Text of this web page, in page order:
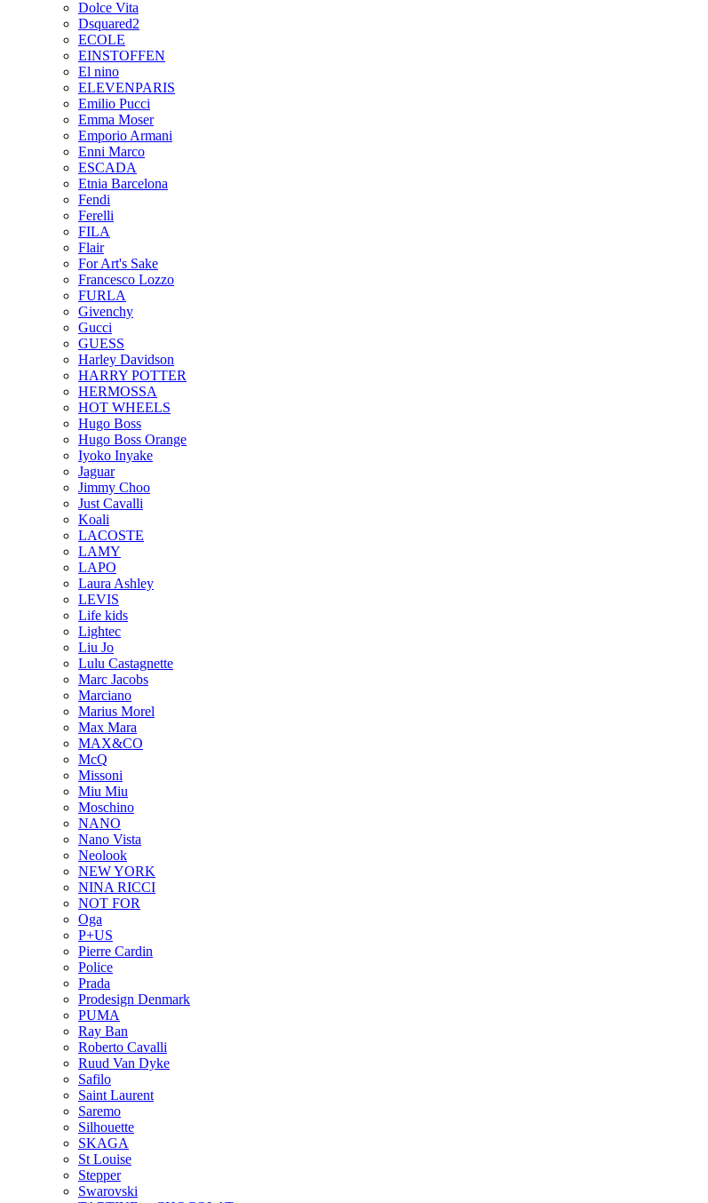
Dolce Vita
Dsquared2
ECOLE
EINSTOFFEN
El nino
ELEVENPARIS
Emilio Pucci
Emma Moser
Emporio Armani
Enni Marco
ESCADA
Etnia Barcelona
Fendi
Ferelli
FILA
Flair
For Art's Sake
Francesco Lozzo
FURLA
Givenchy
Gucci
GUESS
Harley Davidson
HARRY POTTER
HERMOSSA
HOT WHEELS
Hugo Boss
Hugo Boss Orange
Iyoko Inyake
Jaguar
Jimmy Choo
Just Cavalli
Koali
LACOSTE
LAMY
LAPO
Laura Ashley
LEVIS
Life kids
Lightec
Liu Jo
Lulu Castagnette
Marc Jacobs
Marciano
Marius Morel
Max Mara
MAX&CO
McQ
Missoni
Miu Miu
Moschino
NANO
Nano Vista
Neolook
NEW YORK
NINA RICCI
NOT FOR
Oga
P+US
Pierre Cardin
Police
Prada
Prodesign Denmark
PUMA
Ray Ban
Roberto Cavalli
Ruud Van Dyke
Safilo
Saint Laurent
Saremo
Silhouette
SKAGA
St Louise
Stepper
Swarovski